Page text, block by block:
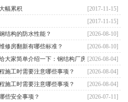
[2017-11-15]
幅累积
[2017-11-15]
[2026-08-10]
结构的防水性能？
[2026-08-10]
修房翻新有哪些标准？
[2026-08-04]
大家简单介绍一下：钢结构厂房翻新维修
[2026-08-04]
施工时需要注意哪些事项？
[2026-08-04]
施工时需要注意哪些事项？
[2026-07-11]
些安全事项？